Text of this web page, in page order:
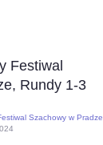
SZACHY
Festiwal
Rundy 1-3
Szachowy w Pradze